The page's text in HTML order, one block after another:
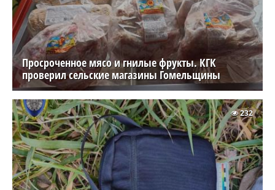
Просроченное мясо и гнилые фрукты. КГК
проверил сельские магазины Гомельщины
232